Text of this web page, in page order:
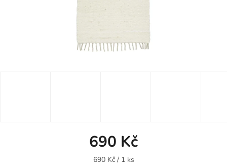
690 Kč
Měrná
690 Kč / 1 ks